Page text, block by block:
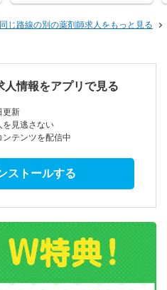
じ路線の別の薬剤師求人をもっと見る
人情報をアプリで見る
更新
を見逃さない
テンツを配信中
ストールする